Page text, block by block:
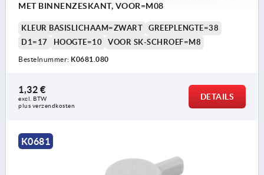
MET BINNENZESKANT, VOOR=M08
KLEUR BASISLICHAAM=ZWART
GREEPLENGTE=38
D1=17
HOOGTE=10 VOOR SK-SCHROEF=M8
Bestelnummer: K0681.080
1,32 €
excl. BTW
plus verzendkosten
DETAILS
K0681